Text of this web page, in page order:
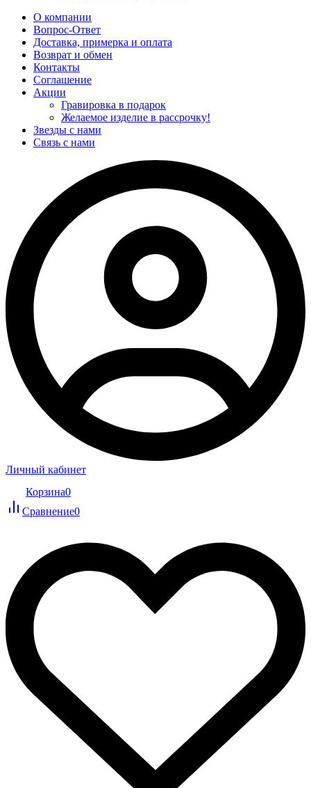
О компании
Вопрос-Ответ
Доставка, примерка и оплата
Возврат и обмен
Контакты
Соглашение
Акции
Гравировка в подарок
Желаемое изделие в рассрочку!
Звезды с нами
Связь с нами
Личный кабинет
Корзина0
Сравнение0